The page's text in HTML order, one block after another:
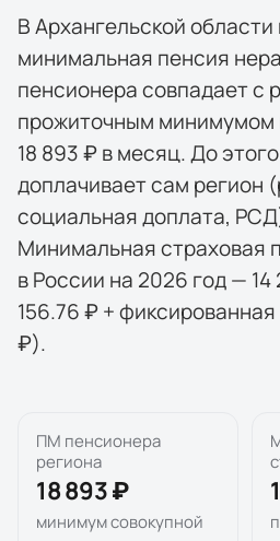
В Архангельской области
минимальная пенсия
пенсионера совпадает с
прожиточным минимумом
18 893 ₽ в месяц. До
доплачивает сам регион
социальная доплата,
Минимальная страховая
в России на 2026 год —
156.76 ₽ +
₽).
ПМ пенсионера
региона
18 893 ₽
минимум совокупной